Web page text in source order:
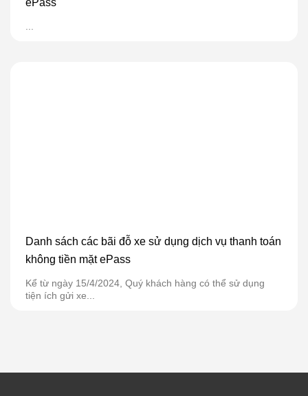
ePass
Danh sách các bãi đỗ xe sử dụng dịch vụ thanh toán
không tiền mặt ePass
Kể từ ngày 15/4/2024, Quý khách hàng có thể sử dụng
tiện ích gửi xe...